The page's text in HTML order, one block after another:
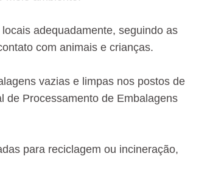
adequadamente, seguindo as
com animais e crianças.
vazias e limpas nos postos de
de Processamento de Embalagens
para reciclagem ou incineração,